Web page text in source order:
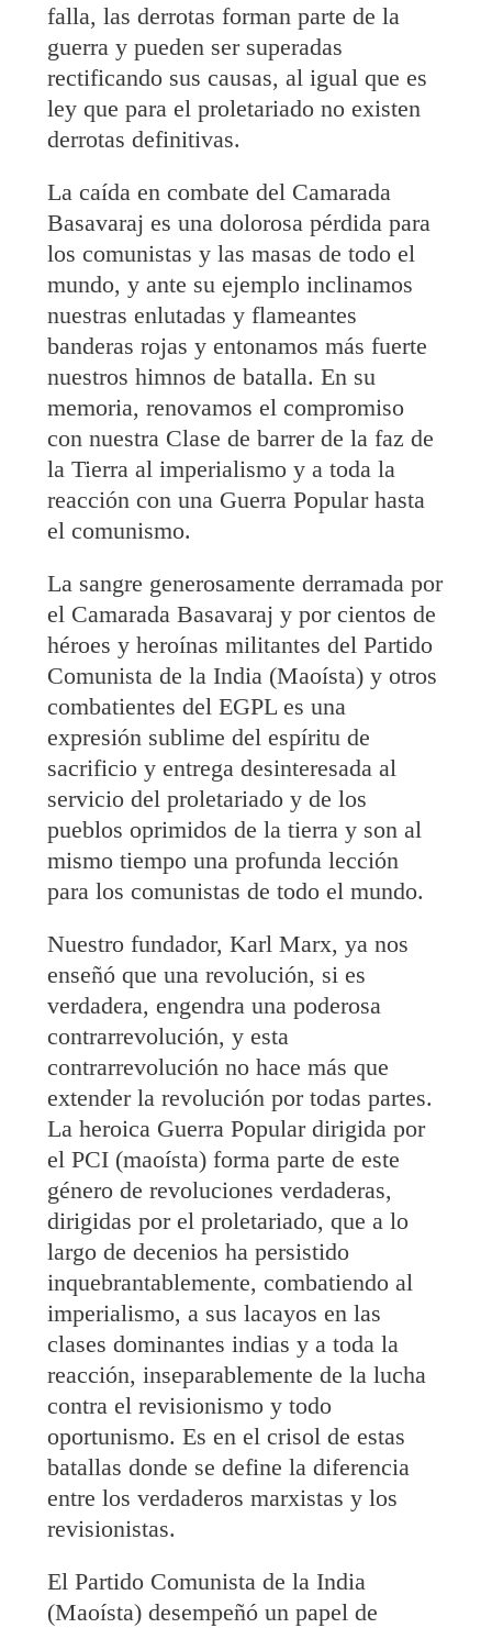
falla, las derrotas forman parte de la
guerra y pueden ser superadas
rectificando sus causas, al igual que es
ley que para el proletariado no existen
derrotas definitivas.
La caída en combate del Camarada
Basavaraj es una dolorosa pérdida para
los comunistas y las masas de todo el
mundo, y ante su ejemplo inclinamos
nuestras enlutadas y flameantes
banderas rojas y entonamos más fuerte
nuestros himnos de batalla. En su
memoria, renovamos el compromiso
con nuestra Clase de barrer de la faz de
la Tierra al imperialismo y a toda la
reacción con una Guerra Popular hasta
el comunismo.
La sangre generosamente derramada por
el Camarada Basavaraj y por cientos de
héroes y heroínas militantes del Partido
Comunista de la India (Maoísta) y otros
combatientes del EGPL es una
expresión sublime del espíritu de
sacrificio y entrega desinteresada al
servicio del proletariado y de los
pueblos oprimidos de la tierra y son al
mismo tiempo una profunda lección
para los comunistas de todo el mundo.
Nuestro fundador, Karl Marx, ya nos
enseñó que una revolución, si es
verdadera, engendra una poderosa
contrarrevolución, y esta
contrarrevolución no hace más que
extender la revolución por todas partes.
La heroica Guerra Popular dirigida por
el PCI (maoísta) forma parte de este
género de revoluciones verdaderas,
dirigidas por el proletariado, que a lo
largo de decenios ha persistido
inquebrantablemente, combatiendo al
imperialismo, a sus lacayos en las
clases dominantes indias y a toda la
reacción, inseparablemente de la lucha
contra el revisionismo y todo
oportunismo. Es en el crisol de estas
batallas donde se define la diferencia
entre los verdaderos marxistas y los
revisionistas.
El Partido Comunista de la India
(Maoísta) desempeñó un papel de